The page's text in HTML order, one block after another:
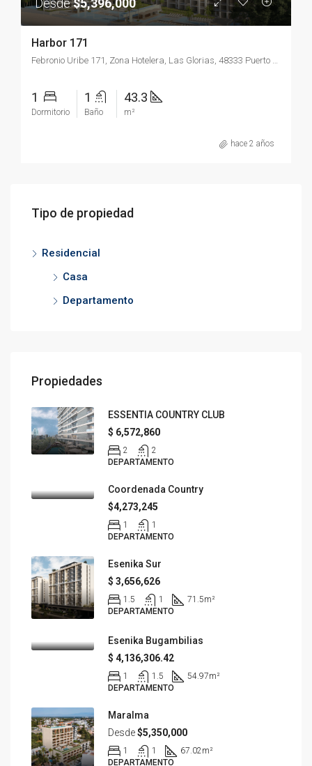
Desde$5,396,000
Harbor 171
Febronio Uribe 171, Zona Hotelera, Las Glorias, 48333 Puerto Vallarta, Jal.
1
Dormitorio
1
Baño
43.3
m²
hace 2 años
Tipo de propiedad
Residencial
Casa
Departamento
Propiedades
ESSENTIA COUNTRY CLUB
$ 6,572,860
2
2
DEPARTAMENTO
Coordenada Country
$4,273,245
1
1
DEPARTAMENTO
Esenika Sur
$ 3,656,626
1.5 1 71.5m²
DEPARTAMENTO
Esenika Bugambilias
$ 4,136,306.42
1 1.5 54.97m²
DEPARTAMENTO
Maralma
Desde$5,350,000
1 1 67.02m²
DEPARTAMENTO